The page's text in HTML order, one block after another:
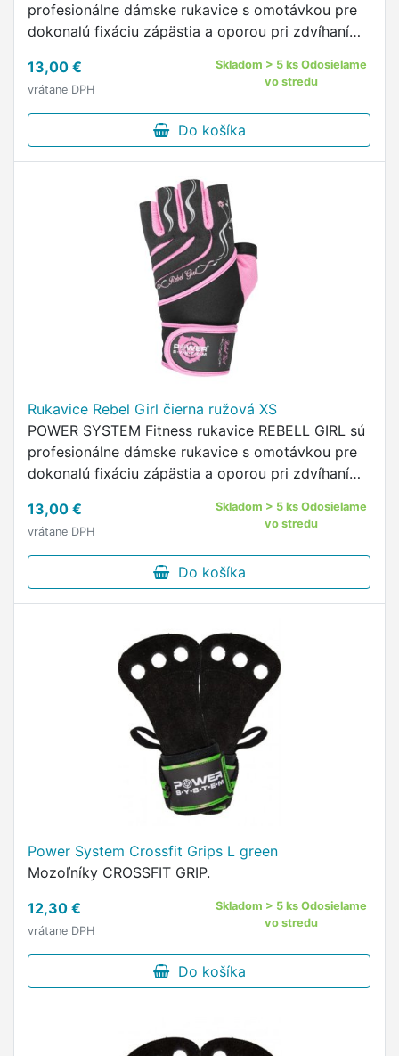
profesionálne dámske rukavice s omotávkou pre
dokonalú fixáciu zápästia a oporou pri zdvíhaní
13,00 €
vrátane DPH
Skladom > 5 ks Odosielame
vo stredu
Do košíka
Rukavice Rebel Girl čierna ružová XS
POWER SYSTEM Fitness rukavice REBELL GIRL sú
profesionálne dámske rukavice s omotávkou pre
dokonalú fixáciu zápästia a oporou pri zdvíhaní
13,00 €
vrátane DPH
Skladom > 5 ks Odosielame
vo stredu
Do košíka
Power System Crossfit Grips L green
Mozoľníky CROSSFIT GRIP.
12,30 €
vrátane DPH
Skladom > 5 ks Odosielame
vo stredu
Do košíka